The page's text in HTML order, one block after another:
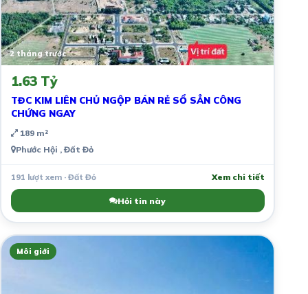
2 tháng trước
1.63 Tỷ
TĐC KIM LIÊN CHỦ NGỘP BÁN RẺ SỔ SẲN CÔNG
CHỨNG NGAY
189 m²
Phước Hội , Đất Đỏ
191 lượt xem · Đất Đỏ Xem chi tiết
Hỏi tin này
Môi giới